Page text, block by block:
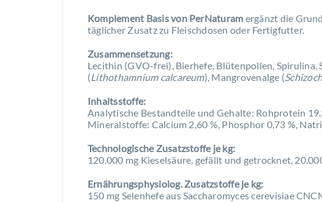
Komplement Basis von PerNaturam ergänzt die
täglicher Zusatz zu Fleischdosen oder Fertigfutter.
Zusammensetzung:
Lecithin (GVO-frei), Bierhefe, Blütenpollen, Spirulina,
(Lithothamnium calcareum), Mangrovenalge (
Inhaltsstoffe:
Analytische Bestandteile und Gehalte: Rohprotein
Mineralstoffe: Calcium 2,60 %, Phosphor 0,73 %,
Technologische Zusatzstoffe je kg:
120.000 mg Kieselsäure, gefällt und getrocknet,
Ernährungsphysiolog. Zusatzstoffe je kg:
150 mg Selenhefe aus Saccharomyces cerevisiae